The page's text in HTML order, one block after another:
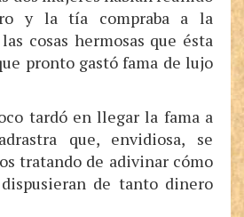
y la tía compraba a la
cosas hermosas que ésta
pronto gastó fama de lujo
tardó en llegar la fama a
que, envidiosa, se
tratando de adivinar cómo
de tanto dinero